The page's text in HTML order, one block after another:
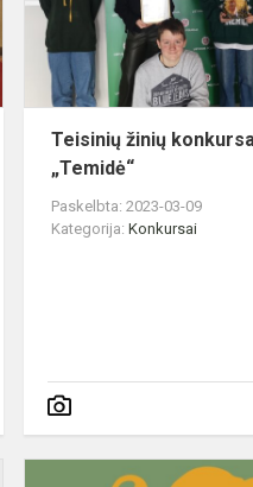
žinovas“
Teisinių žinių
„Temidė“
Paskelbta: 2023-03-09
Kategorija:Konkursai